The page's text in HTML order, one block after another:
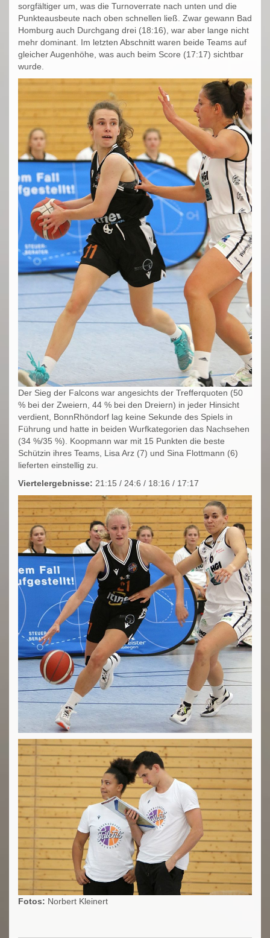
sorgfältiger um, was die Turnoverrate nach unten und die
Punkteausbeute nach oben schnellen ließ. Zwar gewann Bad
Homburg auch Durchgang drei (18:16), war aber lange nicht
mehr dominant. Im letzten Abschnitt waren beide Teams auf
gleicher Augenhöhe, was auch beim Score (17:17) sichtbar
wurde.
Der Sieg der Falcons war angesichts der Trefferquoten (50
% bei der Zweiern, 44 % bei den Dreiern) in jeder Hinsicht
verdient, BonnRhöndorf lag keine Sekunde des Spiels in
Führung und hatte in beiden Wurfkategorien das Nachsehen
(34 %/35 %). Koopmann war mit 15 Punkten die beste
Schützin ihres Teams, Lisa Arz (7) und Sina Flottmann (6)
lieferten einstellig zu.
Viertelergebnisse: 21:15 / 24:6 / 18:16 / 17:17
Fotos: Norbert Kleinert